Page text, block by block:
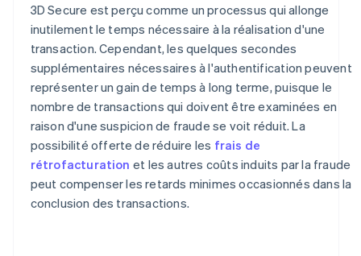
3D Secure est perçu comme un processus qui allonge
inutilement le temps nécessaire à la réalisation d'une
transaction. Cependant, les quelques secondes
supplémentaires nécessaires à l'authentification peuvent
représenter un gain de temps à long terme, puisque le
nombre de transactions qui doivent être examinées en
raison d'une suspicion de fraude se voit réduit. La
possibilité offerte de réduire les frais de
rétrofacturation et les autres coûts induits par la fraude
peut compenser les retards minimes occasionnés dans la
conclusion des transactions.